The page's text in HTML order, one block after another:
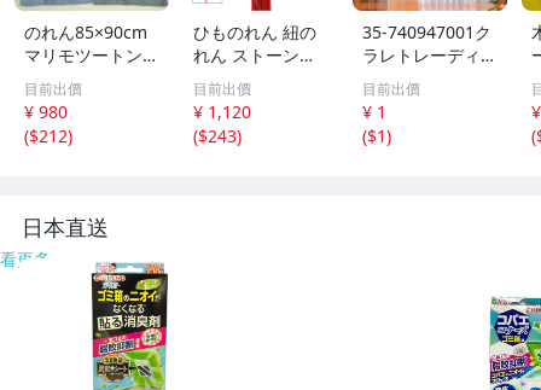
のれん85×90cm
マリモツートン
色ブルー79820
日本製-sumi
目前出價
¥ 980
($212)
ひものれん 紐の
れん ストーン付
き レッド
目前出價
¥ 1,120
($243)
35-740947001ク
ラレトレーディン
グ 窓際や間仕切
りに簡単設置で節
電対策！カットで
サイズ調整も可！
目前出價
¥ 1
($1)
(
日本直送
看更多